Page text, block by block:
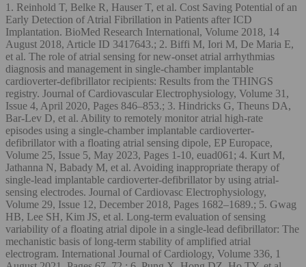
1. Reinhold T, Belke R, Hauser T, et al. Cost Saving Potential of an
Early Detection of Atrial Fibrillation in Patients after ICD
Implantation. BioMed Research International, Volume 2018, 14
August 2018, Article ID 3417643.; 2. Biffi M, Iori M, De Maria E,
et al. The role of atrial sensing for new-onset atrial arrhythmias
diagnosis and management in single-chamber implantable
cardioverter-defibrillator recipients: Results from the THINGS
registry. Journal of Cardiovascular Electrophysiology, Volume 31,
Issue 4, April 2020, Pages 846–853.; 3. Hindricks G, Theuns DA,
Bar-Lev D, et al. Ability to remotely monitor atrial high-rate
episodes using a single-chamber implantable cardioverter-
defibrillator with a floating atrial sensing dipole, EP Europace,
Volume 25, Issue 5, May 2023, Pages 1-10, euad061; 4. Kurt M,
Jathanna N, Babady M, et al. Avoiding inappropriate therapy of
single-lead implantable cardioverter-defibrillator by using atrial-
sensing electrodes. Journal of Cardiovasc Electrophysiology,
Volume 29, Issue 12, December 2018, Pages 1682–1689.; 5. Gwag
HB, Lee SH, Kim JS, et al. Long-term evaluation of sensing
variability of a floating atrial dipole in a single-lead defibrillator: The
mechanistic basis of long-term stability of amplified atrial
electrogram. International Journal of Cardiology, Volume 336, 1